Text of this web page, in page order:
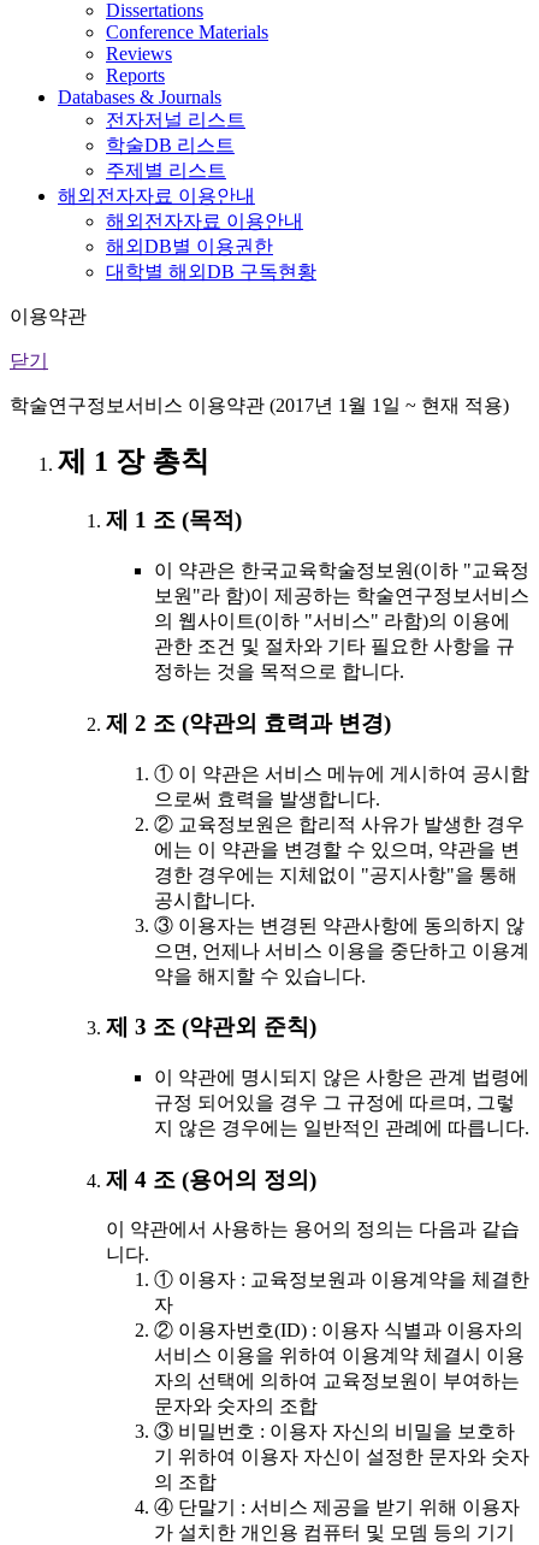
Dissertations
Conference Materials
Reviews
Reports
Databases & Journals
전자저널 리스트
학술DB 리스트
주제별 리스트
해외전자자료 이용안내
해외전자자료 이용안내
해외DB별 이용권한
대학별 해외DB 구독현황
이용약관
닫기
학술연구정보서비스 이용약관 (2017년 1월 1일 ~ 현재 적용)
제 1 장 총칙
제 1 조 (목적)
이 약관은 한국교육학술정보원(이하 "교육정
보원"라 함)이 제공하는 학술연구정보서비스
의 웹사이트(이하 "서비스" 라함)의 이용에
관한 조건 및 절차와 기타 필요한 사항을 규
정하는 것을 목적으로 합니다.
제 2 조 (약관의 효력과 변경)
① 이 약관은 서비스 메뉴에 게시하여 공시함
으로써 효력을 발생합니다.
② 교육정보원은 합리적 사유가 발생한 경우
에는 이 약관을 변경할 수 있으며, 약관을 변
경한 경우에는 지체없이 "공지사항"을 통해
공시합니다.
③ 이용자는 변경된 약관사항에 동의하지 않
으면, 언제나 서비스 이용을 중단하고 이용계
약을 해지할 수 있습니다.
제 3 조 (약관외 준칙)
이 약관에 명시되지 않은 사항은 관계 법령에
규정 되어있을 경우 그 규정에 따르며, 그렇
지 않은 경우에는 일반적인 관례에 따릅니다.
제 4 조 (용어의 정의)
이 약관에서 사용하는 용어의 정의는 다음과 같습
니다.
① 이용자 : 교육정보원과 이용계약을 체결한
자
② 이용자번호(ID) : 이용자 식별과 이용자의
서비스 이용을 위하여 이용계약 체결시 이용
자의 선택에 의하여 교육정보원이 부여하는
문자와 숫자의 조합
③ 비밀번호 : 이용자 자신의 비밀을 보호하
기 위하여 이용자 자신이 설정한 문자와 숫자
의 조합
④ 단말기 : 서비스 제공을 받기 위해 이용자
가 설치한 개인용 컴퓨터 및 모뎀 등의 기기